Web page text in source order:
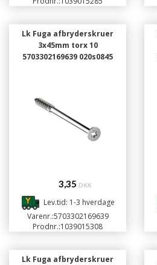
Lk Fuga afbryderskruer
3x45mm torx 10
5703302169639 020s0845
3,35 DKK
Lev.tid: 1-3 hverdage
Varenr.:5703302169639
Prodnr.:1039015308
Lk Fuga afbryderskruer